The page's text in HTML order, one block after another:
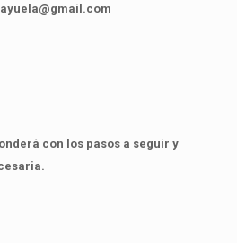
con los pasos a seguir y